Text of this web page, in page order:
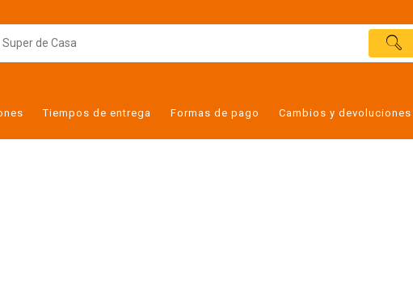
Tiempos de entrega Formas de pago Cambios y devoluciones